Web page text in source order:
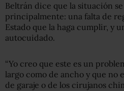
Beltrán dice que la situación
principalmente: una falta de
Estado que la haga cumplir, y
autocuidado.
“Yo creo que este es un
largo como de ancho y que no
de garaje o de los cirujanos